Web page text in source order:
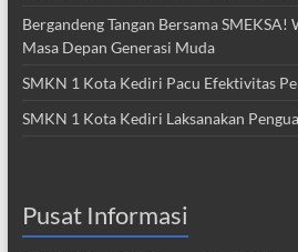
Bergandeng Tangan Bersama
Masa Depan Generasi Muda
SMKN 1 Kota Kediri Pacu Efektivitas
SMKN 1 Kota Kediri Laksanakan
Pusat Informasi